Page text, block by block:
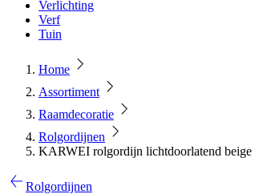
Verlichting
Verf
Tuin
Home
Assortiment
Raamdecoratie
Rolgordijnen
KARWEI rolgordijn lichtdoorlatend
Rolgordijnen